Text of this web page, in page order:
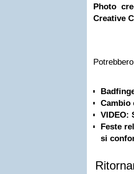
Photo
Creative
Cambio
VIDEO:
Feste
si